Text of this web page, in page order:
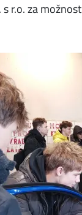
r.o. za